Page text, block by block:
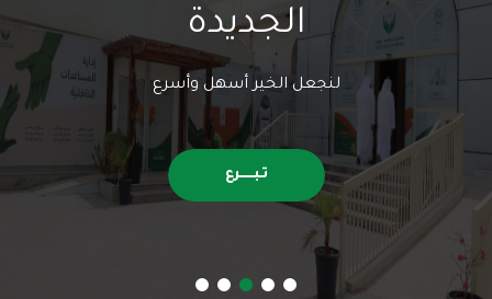
الجديدة
لنجعل الخير أسهل وأسرع
تـبــــــرع